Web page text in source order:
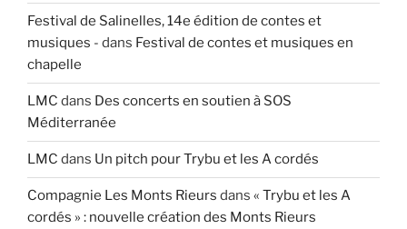
Festival de Salinelles, 14e édition de contes et
musiques - dans Festival de contes et musiques en
chapelle
LMC dans Des concerts en soutien à SOS
Méditerranée
LMC dans Un pitch pour Trybu et les A cordés
Compagnie Les Monts Rieurs dans « Trybu et les A
cordés » : nouvelle création des Monts Rieurs